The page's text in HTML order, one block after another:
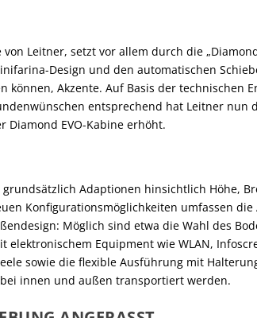
Leitner, setzt vor allem durch die
Design und den automatischen
können, Akzente. Auf Basis der technischen
entsprechend hat Leitner nun
Diamond EVO-Kabine erhöht.
Adaptionen hinsichtlich Höhe,
Konfigurationsmöglichkeiten umfassen
Möglich sind etwa die Wahl des
elektronischem Equipment wie WLAN,
sowie die flexible Ausführung mit
innen und außen transportiert werden.